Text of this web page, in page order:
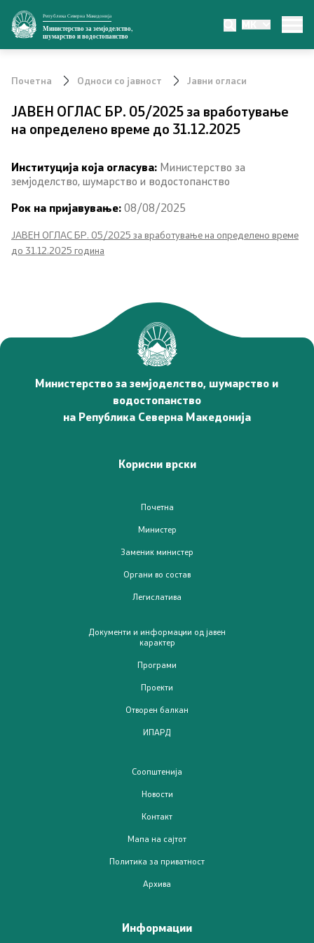
Република Северна Македонија
Министерство за земјоделство,
шумарство и водостопанство
MK
Министерство
Заменик министер
Државен секретар
Органи во состав
Органограм
Соопштенија
Јавни огласи
Завршени јавни огласи
Документи и информации од јавен карактер
Интерни акти/процедури
Стратешки документи
Почетна Односи со јавност Јавни огласи
ЈАВЕН ОГЛАС БР. 05/2025 за вработување
на определено време до 31.12.2025
Институција која огласува: Министерство за
земјоделство, шумарство и водостопанство
Рок на пријавување:08/08/2025
ЈАВЕН ОГЛАС БР. 05/2025 за вработување на определено време
до 31.12.2025 година
Министерство за земјоделство, шумарство и
водостопанство
на Република Северна Македонија
Корисни врски
Почетна
Министер
Заменик министер
Органи во состав
Легислатива
Документи и информации од јавен
карактер
Програми
Проекти
Отворен балкан
ИПАРД
Соопштенија
Новости
Контакт
Мапа на сајтот
Политика за приватност
Архива
Информации